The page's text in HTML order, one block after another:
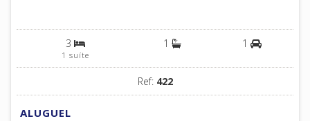
3
1 suíte
1 1
Ref: 422
ALUGUEL